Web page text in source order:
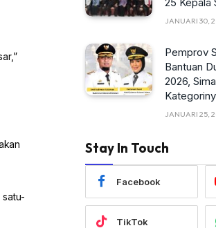
JANUARI 30,
Pemprov
Bantuan
2026,
JANUARI 25,
Stay In Touch
Facebook
TikTok